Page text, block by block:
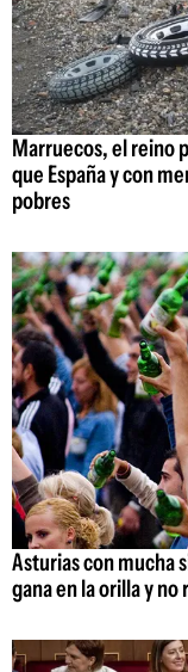
Marruecos, el reino
que España y con
pobres
Asturias con mucha
gana en la orilla y no